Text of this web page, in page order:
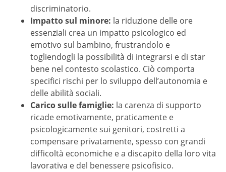
discriminatorio.
Impatto sul minore: la riduzione delle ore
essenziali crea un impatto psicologico ed
emotivo sul bambino, frustrandolo e
togliendogli la possibilità di integrarsi e di star
bene nel contesto scolastico. Ciò comporta
specifici rischi per lo sviluppo dell’autonomia e
delle abilità sociali.
Carico sulle famiglie: la carenza di supporto
ricade emotivamente, praticamente e
psicologicamente sui genitori, costretti a
compensare privatamente, spesso con grandi
difficoltà economiche e a discapito della loro vita
lavorativa e del benessere psicofisico.